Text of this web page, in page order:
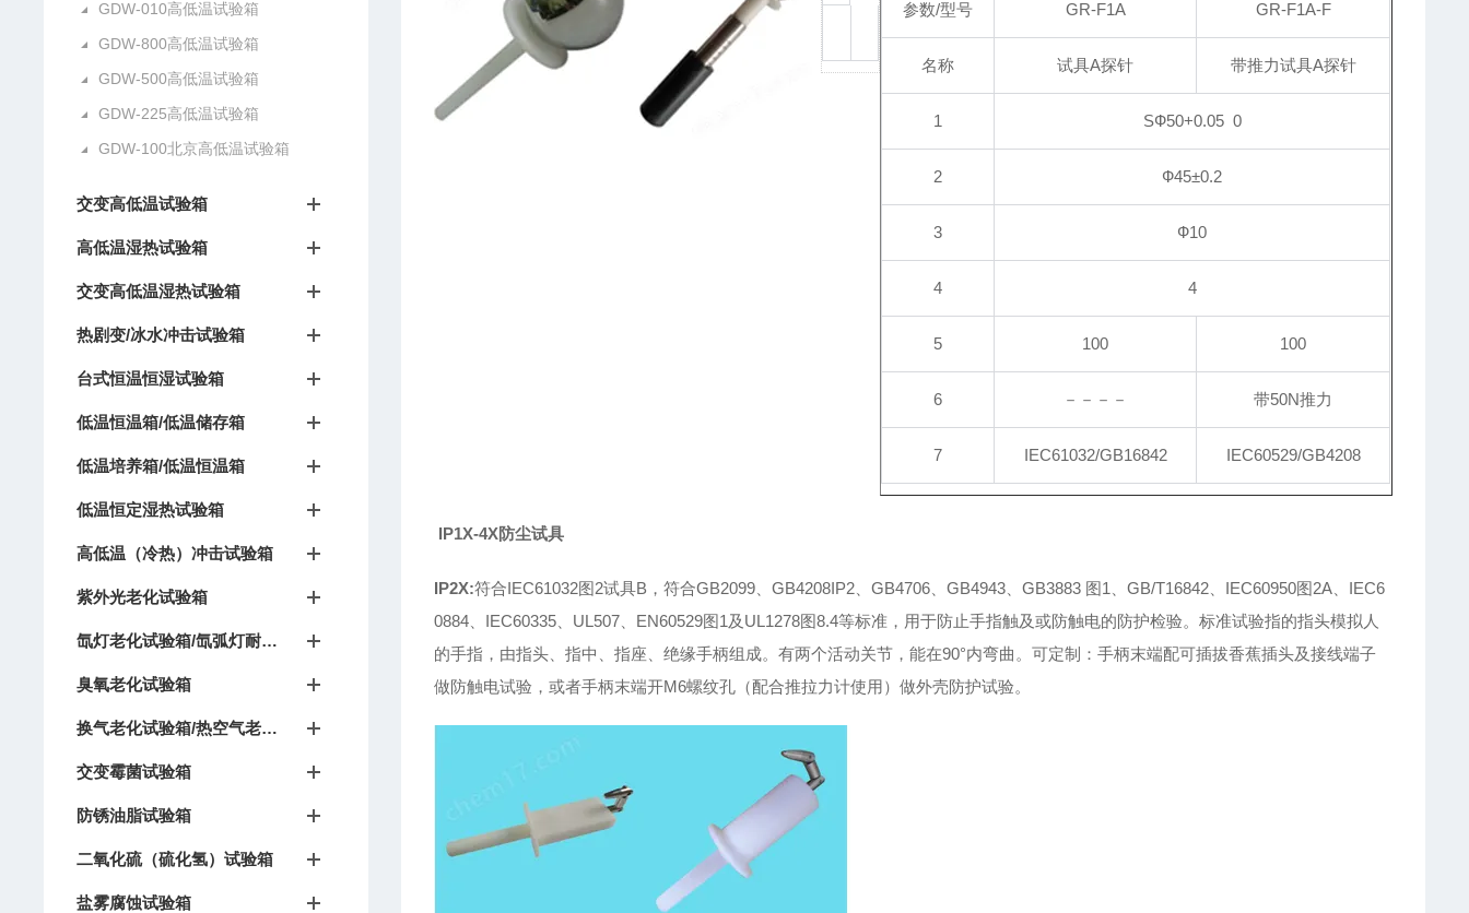
GDW-010高低温试验箱
GDW-800高低温试验箱
GDW-500高低温试验箱
GDW-225高低温试验箱
GDW-100北京高低温试验箱
交变高低温试验箱
高低温湿热试验箱
交变高低温湿热试验箱
热剧变/冰水冲击试验箱
台式恒温恒湿试验箱
低温恒温箱/低温储存箱
低温培养箱/低温恒温箱
低温恒定湿热试验箱
高低温（冷热）冲击试验箱
紫外光老化试验箱
氙灯老化试验箱/氙弧灯耐候试验箱
臭氧老化试验箱
换气老化试验箱/热空气老化箱
交变霉菌试验箱
防锈油脂试验箱
二氧化硫（硫化氢）试验箱
盐雾腐蚀试验箱
参数/型号 GR-F1A GR-F1A-F
名称 试具A探针 带推力试具A探针
1 SФ50+0.05 0
2 Ф45±0.2
3 Ф10
4 4
5 100 100
6 －－－－ 带50N推力
7 IEC61032/GB16842 IEC60529/GB4208
IP1X-4X防尘试具
IP2X:符合IEC61032图2试具B，符合GB2099、GB4208IP2、GB4706、GB4943、GB3883 图1、GB/T16842、IEC60950图2A、IEC6
0884、IEC60335、UL507、EN60529图1及UL1278图8.4等标准，用于防止手指触及或防触电的防护检验。标准试验指的指头模拟人
的手指，由指头、指中、指座、绝缘手柄组成。有两个活动关节，能在90°内弯曲。可定制：手柄末端配可插拔香蕉插头及接线端子
做防触电试验，或者手柄末端开M6螺纹孔（配合推拉力计使用）做外壳防护试验。